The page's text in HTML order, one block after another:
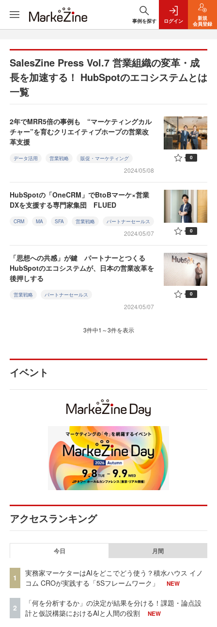
事例を探す ログイン
新規
会員登録
SalesZine Press Vol.7 営業組織の変革・成
長を加速する！ HubSpotのエコシステムとは
一覧
2年でMRR5倍の事例も “マーケティングカル
チャー”を育むクリエイティブホープの営業改
革支援
データ活用 営業戦略 販促・マーケティング
2024/05/08
0
HubSpotの「OneCRM」でBtoBマーケ×営業
DXを支援する専門家集団 FLUED
CRM MA SFA 営業戦略 パートナーセールス
2024/05/07 0
「思想への共感」が鍵 パートナーとつくる
HubSpotのエコシステムが、日本の営業改革を
後押しする
営業戦略 パートナーセールス
2024/05/07
0
3件中1～3件を表示
イベント
アクセスランキング
今日 月間
1
実務家マーケターはAIをどこでどう使う？積水ハウス イノ
コム CROが実践する「5Sフレームワーク」
NEW
2
「何を分析するか」の決定が結果を分ける！課題・論点設
計と仮説構築におけるAIと人間の役割
NEW